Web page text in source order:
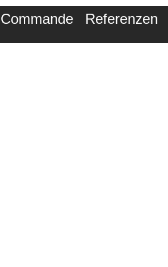
Commande Referenzen